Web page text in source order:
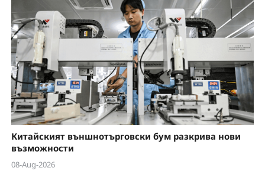
y
V
i
d
e
o
Китайският външнотърговски бум разкрива нови
възможности
08-Aug-2026